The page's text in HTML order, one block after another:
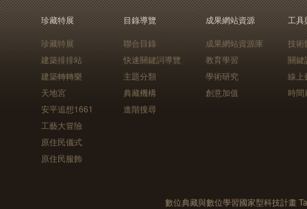
珍藏特展
珍藏特展
建築排排站
建築轉轉樂
天地宮
安平追想1661
工藝大冒險
原住民儀式
原住民服飾
目錄導覽
聯合目錄
快速關鍵詞導覽
主題分類
典藏機構
進階搜尋
成果網站資源
成果網站資源庫
教育學習
學術研究
創意加值
工具
技術
關鍵
線上
時間
數位典藏與數位學習國家型科技計畫